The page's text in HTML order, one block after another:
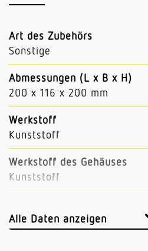
Art des Zubehörs
Sonstige
Abmessungen (L x B x H)
200 x 116 x 200 mm
Werkstoff
Kunststoff
Werkstoff des Gehäuses
Kunststoff
Schwarz
Alle Daten anzeigen